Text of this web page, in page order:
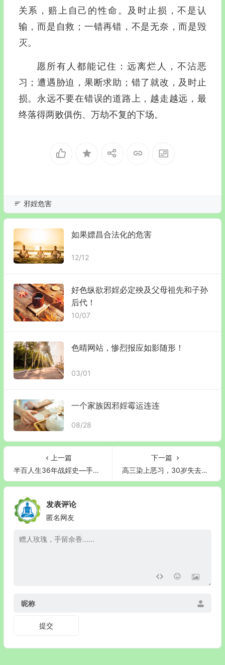
关系，赔上自己的性命。及时止损，不是认
输，而是自救；一错再错，不是无奈，而是毁
灭。
愿所有人都能记住：远离烂人，不沾恶
习；遭遇胁迫，果断求助；错了就改，及时止
损。永远不要在错误的道路上，越走越远，最
终落得两败俱伤、万劫不复的下场。
邪婬危害
如果嫖昌合法化的危害
12/12
好色纵欲邪婬必定殃及父母祖先和子孙
后代！
10/07
色晴网站，惨烈报应如影随形！
03/01
一个家族因邪婬霉运连连
08/28
上一篇
半百人生36年战婬史—手婬22年+戒断14年
下一篇
高三染上恶习，30岁失去行走能力：一个过来人的真实忏悔
发表评论
匿名网友
昵称